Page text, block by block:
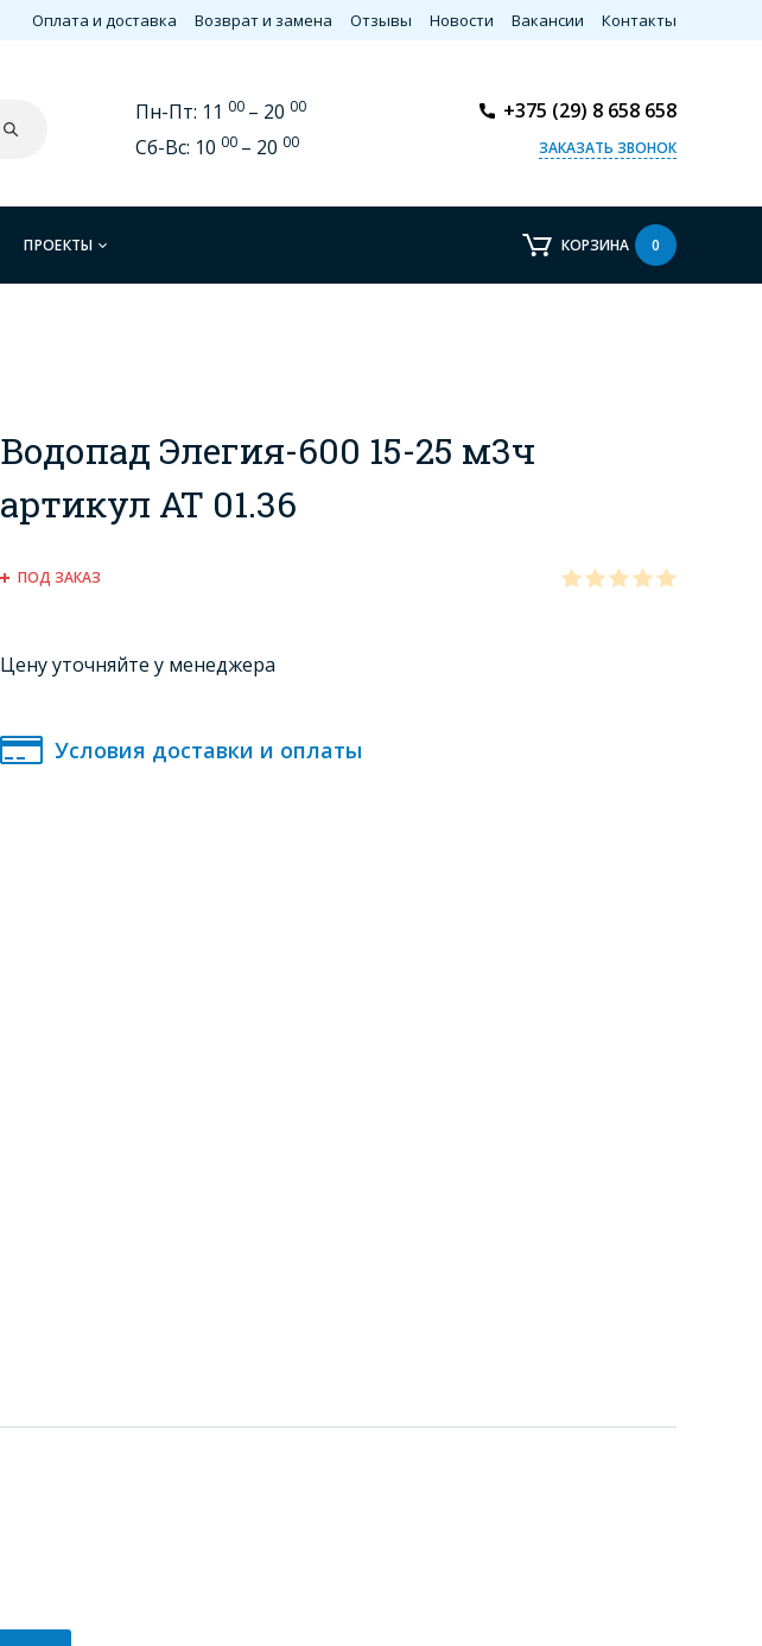
Оплата и доставка Возврат и замена Отзывы Новости Вакансии Контакты
Пн-Пт: 11 00 – 20 00
Сб-Вс: 10 00 – 20 00
+375 (29) 8 658 658
ЗАКАЗАТЬ ЗВОНОК
ПРОЕКТЫ КОРЗИНА 0
Водопад Элегия-600 15-25 м3ч
артикул АТ 01.36
ПОД ЗАКАЗ
Цену уточняйте у менеджера
Условия доставки и оплаты